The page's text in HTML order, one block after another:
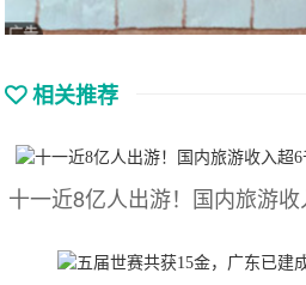
相关推荐
十一近8亿人出游！国内旅游